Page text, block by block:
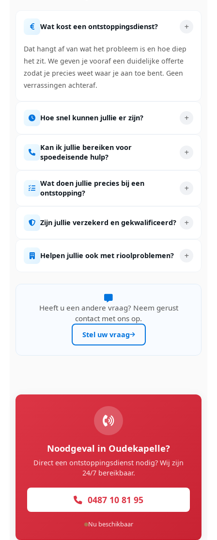
Wat kost een ontstoppingsdienst?
Dat hangt af van wat het probleem is en hoe diep
het zit. We geven je vooraf een duidelijke offerte
zodat je precies weet waar je aan toe bent. Geen
verrassingen achteraf.
Hoe snel kunnen jullie er zijn?
Kan ik jullie bereiken voor
spoedeisende hulp?
Wat doen jullie precies bij een
ontstopping?
Zijn jullie verzekerd en gekwalificeerd?
Helpen jullie ook met rioolproblemen?
Heeft u een andere vraag? Neem gerust
contact met ons op.
Stel uw vraag
Noodgeval in Oudekapelle?
Direct een ontstoppingsdienst nodig? Wij zijn
24/7 bereikbaar.
0487 10 81 95
Nu beschikbaar